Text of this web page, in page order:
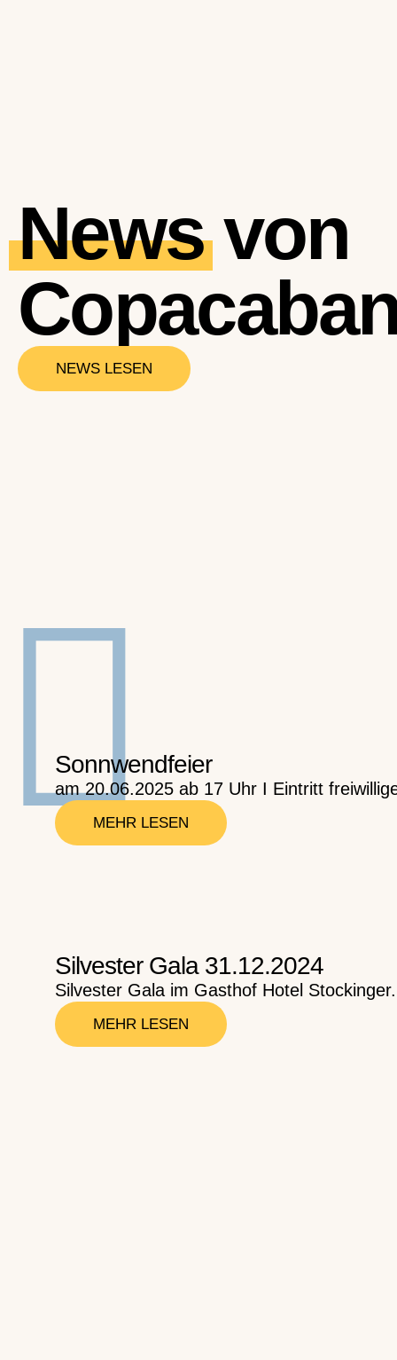
Newsvon
NEWS LESEN
Sonnwendfeier
am 20.06.2025 ab 17 Uhr I Eintritt
MEHR LESEN
Silvester Gala 31.12.2024
Silvester Gala im Gasthof Hotel Stockinger.
MEHR LESEN